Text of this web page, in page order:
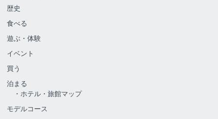
歴史
食べる
遊ぶ・体験
イベント
買う
泊まる
ホテル・旅館マップ
モデルコース